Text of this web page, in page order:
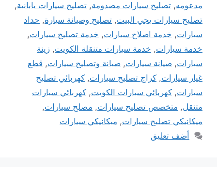
مدعومه, تصليح سيارات مصدومة, تصليح سيارات يابانية,
تصليح سيارات يجي البيت, تصليح وصيانة سيارة, حداد
سيارات, خدمة اصلاح سيارات, خدمة تصليح سيارات,
خدمة سيارات, خدمة سيارات متنقلة الكويت, زينة
سيارات, صيانة سيارات, صيانة وتصليح سيارات, قطع
غيار سيارات, كراج تصليح سيارات, كهربائي تصليح
سيارات, كهربائي سيارات الكويت, كهربائي سيارات
متنقل, متخصص تصليح سيارات, مصلح سيارات,
ميكانيكي تصليح سيارات, ميكانيكي سيارات
أضف تعليق